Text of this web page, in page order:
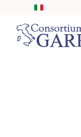
Skip to main content